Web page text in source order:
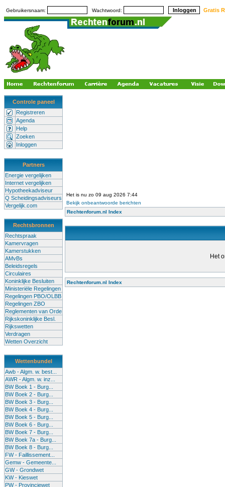
Gebruikersnaam: Wachtwoord: Gratis
Controle paneel
Registreren
Agenda
Help
Zoeken
Inloggen
Partners
Energie vergelijken
Internet vergelijken
Hypotheekadviseur
Q Scheidingsadviseurs
Vergelijk.com
Rechtsbronnen
Rechtspraak
Kamervragen
Kamerstukken
AMvBs
Beleidsregels
Circulaires
Koninklijke Besluiten
Ministeriële Regelingen
Regelingen PBO/OLBB
Regelingen ZBO
Reglementen van Orde
Rijkskoninklijke Besl.
Rijkswetten
Verdragen
Wetten Overzicht
Wettenbundel
Awb - Algm. w. best...
AWR - Algm. w. inz...
BW Boek 1 - Burg...
BW Boek 2 - Burg...
BW Boek 3 - Burg...
BW Boek 4 - Burg...
BW Boek 5 - Burg...
BW Boek 6 - Burg...
BW Boek 7 - Burg...
BW Boek 7a - Burg...
BW Boek 8 - Burg...
FW - Faillissement...
Gemw - Gemeente...
GW - Grondwet
KW - Kieswet
PW - Provinciewet
Het is nu zo 09 aug 2026 7:44
Bekijk onbeantwoorde berichten
Rechtenforum.nl Index
Het
Rechtenforum.nl Index